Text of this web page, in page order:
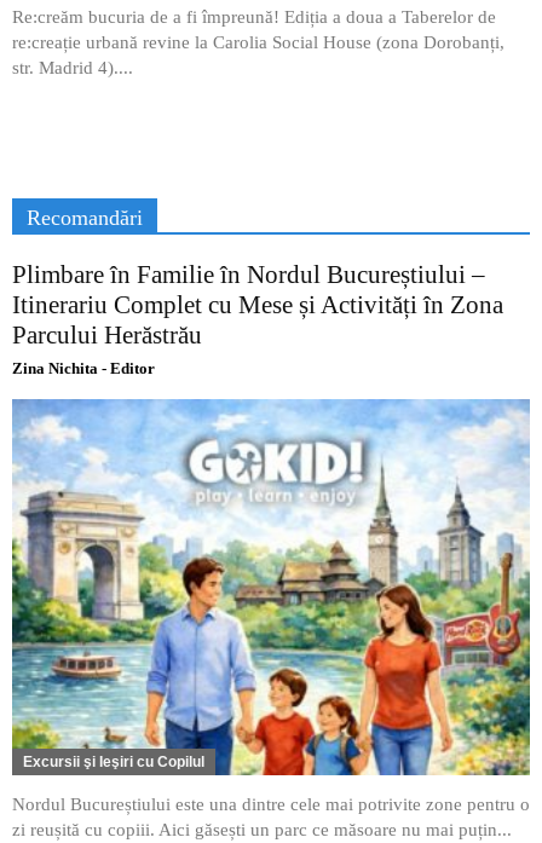
Re:creăm bucuria de a fi împreună! Ediția a doua a Taberelor de
re:creație urbană revine la Carolia Social House (zona Dorobanți,
str. Madrid 4)....
Recomandări
Plimbare în Familie în Nordul Bucureștiului –
Itinerariu Complet cu Mese și Activități în Zona
Parcului Herăstrău
Zina Nichita - Editor
Excursii şi Ieşiri cu Copilul
Nordul Bucureștiului este una dintre cele mai potrivite zone pentru o
zi reușită cu copiii. Aici găsești un parc ce măsoare nu mai puțin...